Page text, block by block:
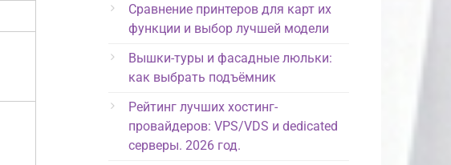
Сравнение принтеров для карт их
функции и выбор лучшей модели
Вышки-туры и фасадные люльки:
как выбрать подъёмник
Рейтинг лучших хостинг-
провайдеров: VPS/VDS и dedicated
серверы. 2026 год.